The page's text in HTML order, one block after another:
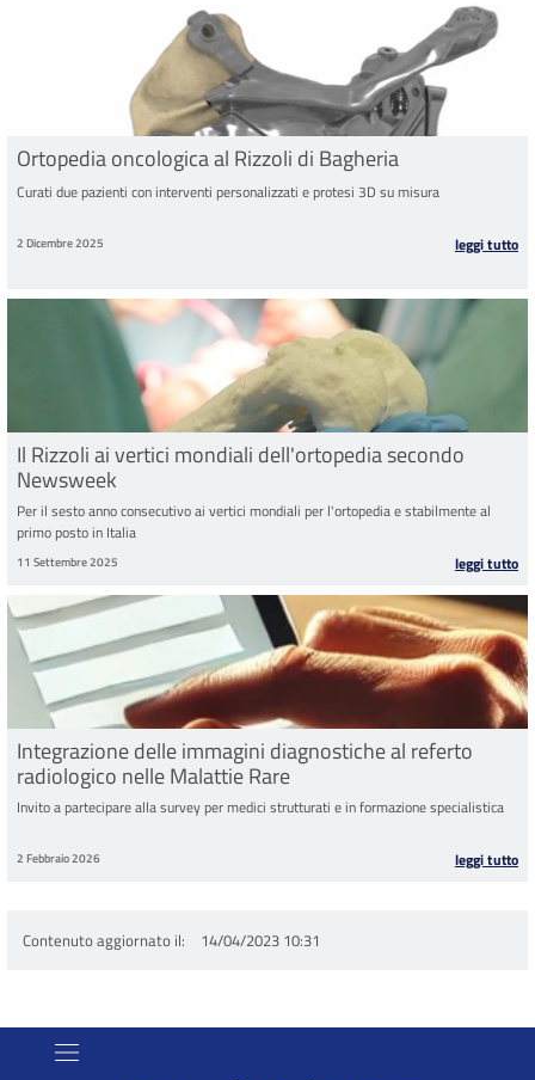
Ortopedia oncologica al Rizzoli di Bagheria
Curati due pazienti con interventi personalizzati e protesi 3D su misura
2 Dicembre 2025 leggi tutto
Il Rizzoli ai vertici mondiali dell'ortopedia secondo
Newsweek
Per il sesto anno consecutivo ai vertici mondiali per l'ortopedia e stabilmente al
primo posto in Italia
11 Settembre 2025 leggi tutto
Integrazione delle immagini diagnostiche al referto
radiologico nelle Malattie Rare
Invito a partecipare alla survey per medici strutturati e in formazione specialistica
2 Febbraio 2026 leggi tutto
Contenuto aggiornato il 14/04/2023 10:31